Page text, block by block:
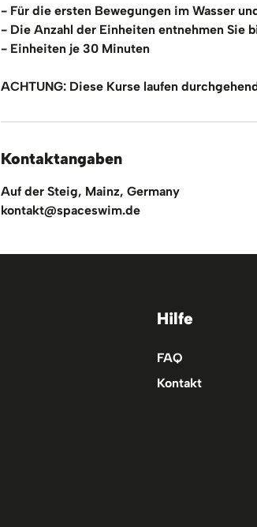
- Für die ersten Bewegungen im Wasser
- Die Anzahl der Einheiten entnehmen Sie
- Einheiten je 30 Minuten
ACHTUNG: Diese Kurse laufen
Kontaktangaben
Auf der Steig, Mainz, Germany
kontakt@spaceswim.de
Hilfe
FAQ
Kontakt